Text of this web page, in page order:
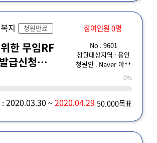
지 청원만료 참여인원 0명
한 무임RF
급신청시기
No : 9601
청원대상지역 : 용인
청원인 : Naver-야**
0%
: 2020.03.30 ~2020.04.29 50,000목표